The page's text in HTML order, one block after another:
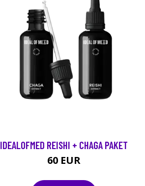
IDEALOFMED REISHI + CHAGA PAKET
60 EUR